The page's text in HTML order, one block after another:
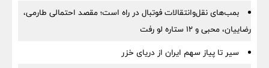
بمب‌های نقل‌وانتقالات فوتبال در راه است؛ مقصد احتمالی طارمی،
رضاییان، محبی و ۱۲ ستاره لو رفت
سیر تا پیاز سهم ایران از دریای خزر